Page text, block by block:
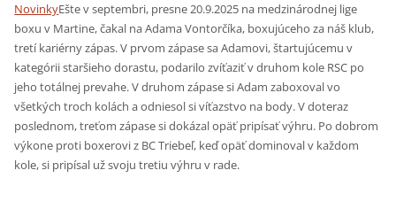
NovinkyEšte v septembri, presne 20.9.2025 na medzinárodnej lige
boxu v Martine, čakal na Adama Vontorčíka, boxujúceho za náš klub,
tretí kariérny zápas. V prvom zápase sa Adamovi, štartujúcemu v
kategórii staršieho dorastu, podarilo zvíťaziť v druhom kole RSC po
jeho totálnej prevahe. V druhom zápase si Adam zaboxoval vo
všetkých troch kolách a odniesol si víťazstvo na body. V doteraz
poslednom, treťom zápase si dokázal opäť pripísať výhru. Po dobrom
výkone proti boxerovi z BC Triebeľ, keď opäť dominoval v každom
kole, si pripísal už svoju tretiu výhru v rade.